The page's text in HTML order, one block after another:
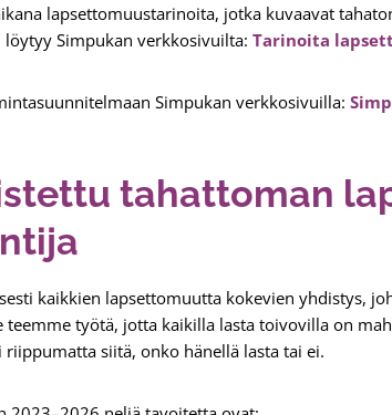
lapsettomuustarinoita, jotka kuvaavat
Simpukan verkkosivuilta: Tarinoita
Simpukan verkkosivuilla:
tahattoman
kaikkien lapsettomuutta kokevien yhdistys,
teemme työtä, jotta kaikilla lasta toivovilla on
riippumatta siitä, onko hänellä lasta tai ei.